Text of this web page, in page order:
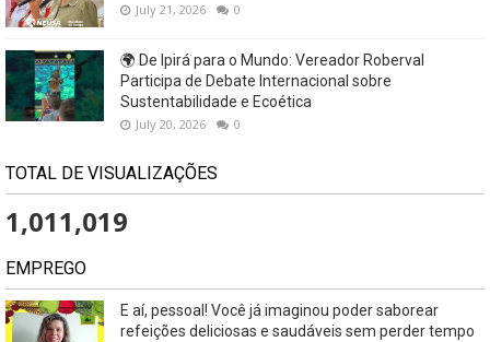
July 21, 2026 0
🌍 De Ipirá para o Mundo: Vereador Roberval
Participa de Debate Internacional sobre
Sustentabilidade e Ecoética
July 20, 2026 0
TOTAL DE VISUALIZAÇÕES
1,011,019
EMPREGO
E aí, pessoal! Você já imaginou poder saborear
refeições deliciosas e saudáveis ​​sem perder tempo